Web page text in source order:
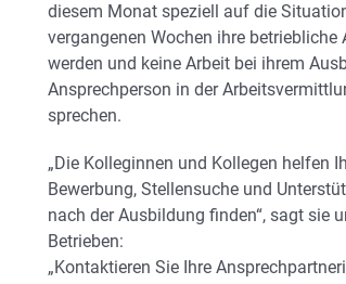
diesem Monat speziell auf die
vergangenen Wochen ihre
werden und keine Arbeit bei ihrem
Ansprechperson in der
sprechen.
„Die Kolleginnen und Kollegen helfen
Bewerbung, Stellensuche und
nach der Ausbildung finden“, sagt sie
Betrieben:
„Kontaktieren Sie Ihre